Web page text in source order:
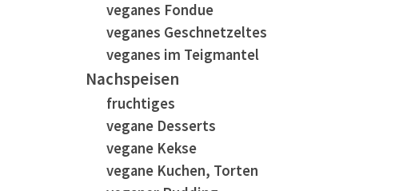
veganes Fondue
veganes Geschnetzeltes
veganes im Teigmantel
Nachspeisen
fruchtiges
vegane Desserts
vegane Kekse
vegane Kuchen, Torten